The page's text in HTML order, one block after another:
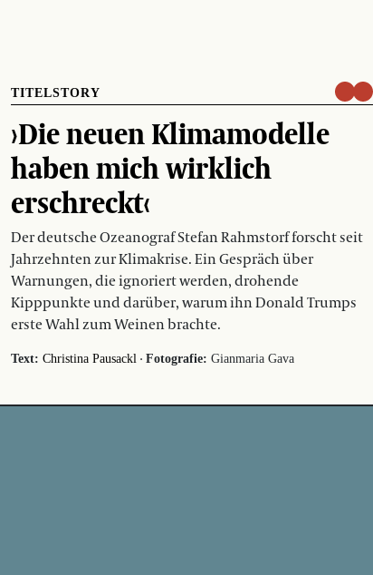
TITELSTORY
›Die neuen Klimamodelle
haben mich wirklich
erschreckt‹
Der deutsche Ozeanograf Stefan Rahmstorf forscht seit
Jahrzehnten zur Klimakrise. Ein Gespräch über
Warnungen, die ignoriert werden, drohende
Kipppunkte und darüber, warum ihn Donald Trumps
erste Wahl zum Weinen brachte.
Text: Christina Pausackl· Fotografie: Gianmaria Gava